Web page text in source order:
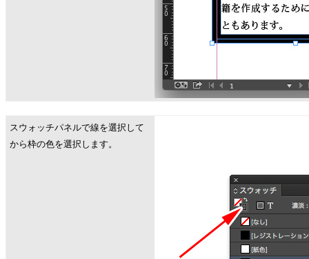
スウォッチパネルで線を選択して
から枠の色を選択します。